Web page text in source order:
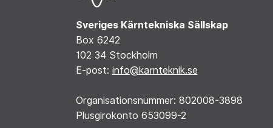
Sveriges Kärntekniska Sällskap
Box 6242
102 34 Stockholm
E-post: info@karnteknik.se
Organisationsnummer: 802008-3898
Plusgirokonto 653099-2